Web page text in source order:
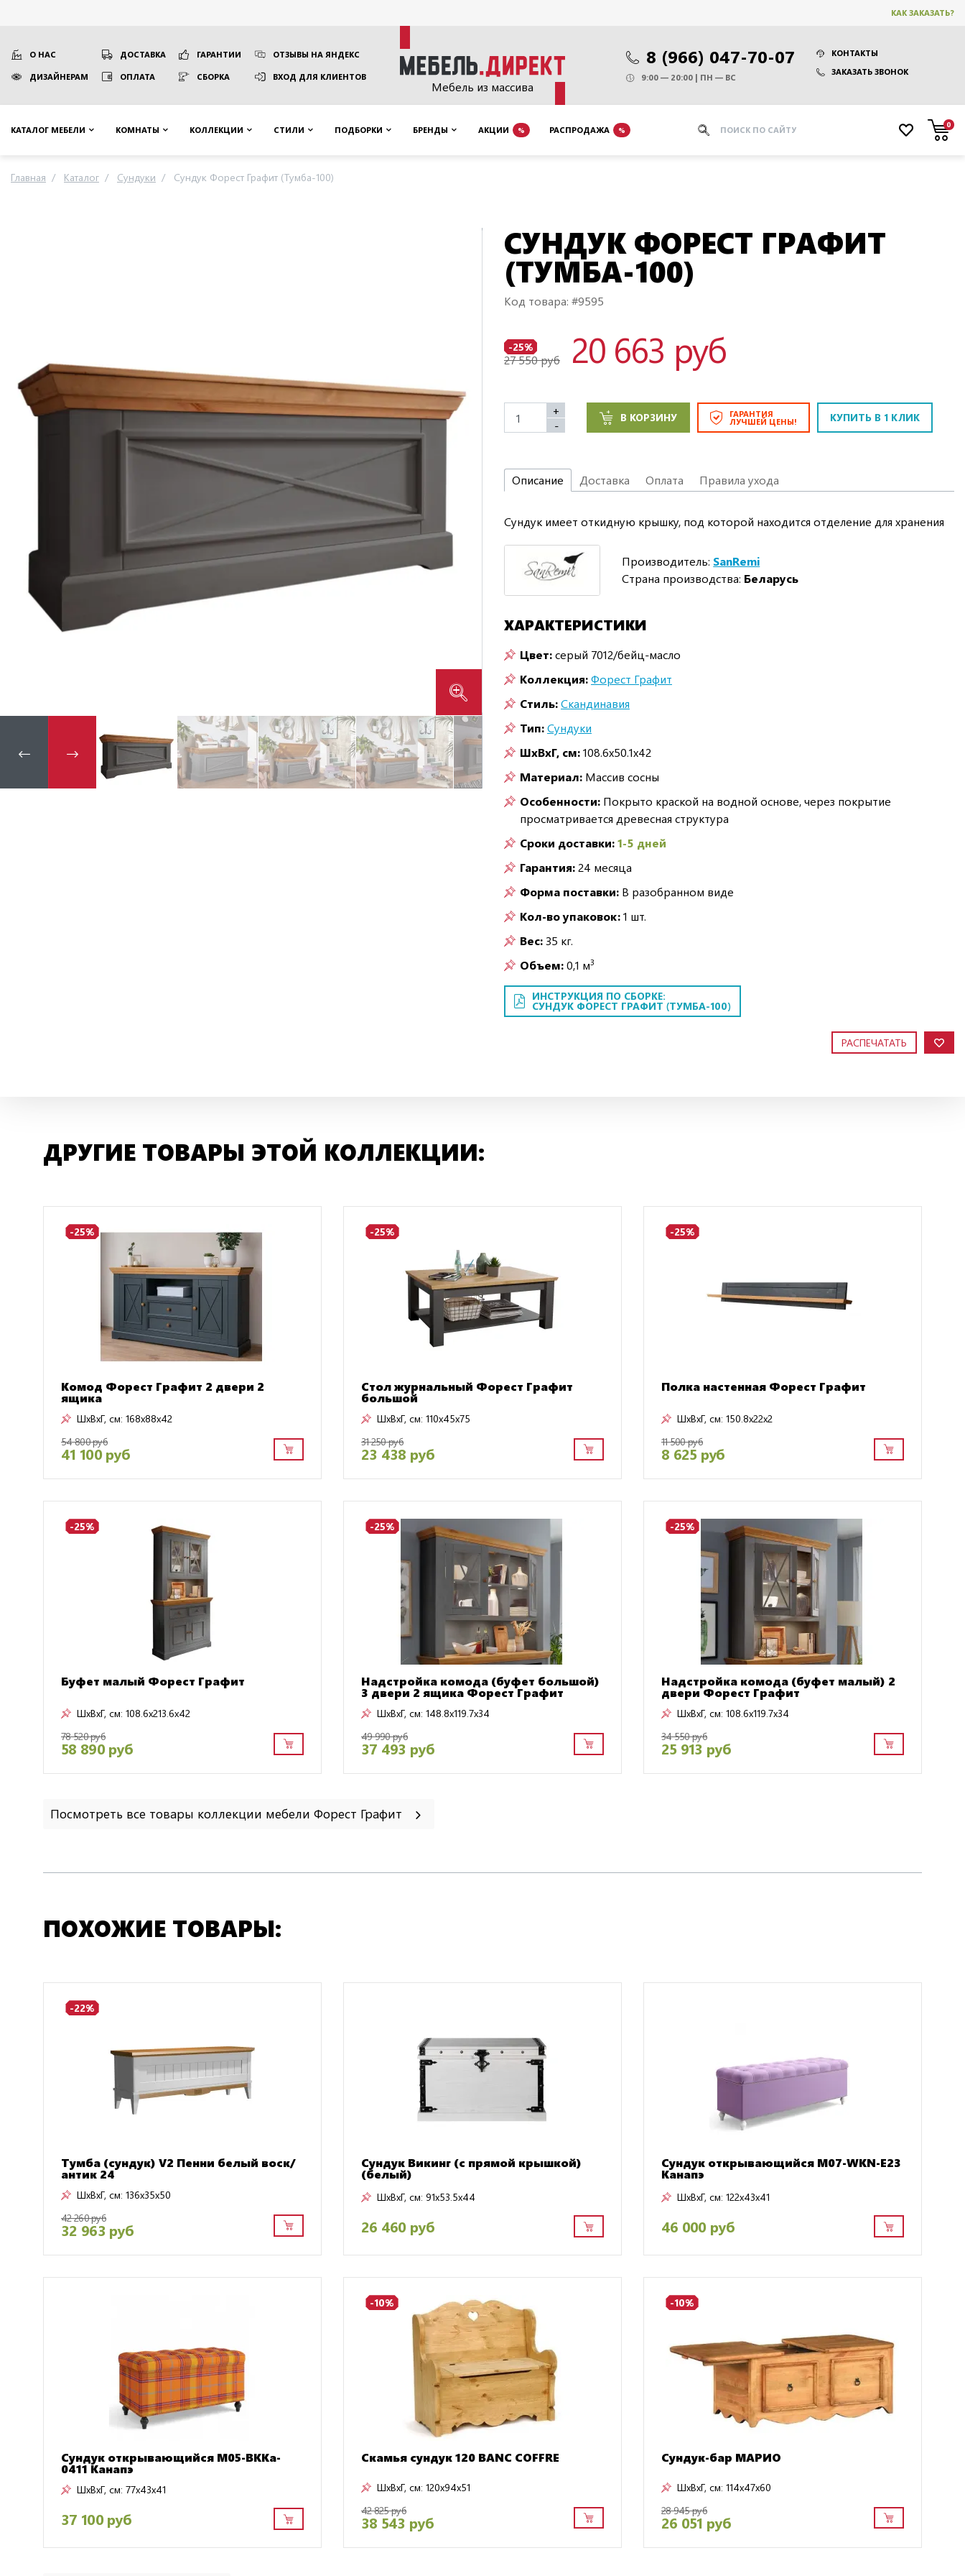
КАК ЗАКАЗАТЬ?
Мебель из массива
О НАС ДОСТАВКА ГАРАНТИИ ОТЗЫВЫ НА ЯНДЕКС
ДИЗАЙНЕРАМ ОПЛАТА СБОРКА ВХОД ДЛЯ КЛИЕНТОВ
8 (966) 047-70-07
КОНТАКТЫ
ЗАКАЗАТЬ ЗВОНОК
9:00 — 20:00 | ПН — ВС
КАТАЛОГ МЕБЕЛИ КОМНАТЫ КОЛЛЕКЦИИ СТИЛИ ПОДБОРКИ БРЕНДЫ АКЦИИ % РАСПРОДАЖА %
0
Главная Каталог Сундуки Сундук Форест Графит (Тумба-100)
СУНДУК ФОРЕСТ ГРАФИТ
(ТУМБА-100)
Код товара: #9595
-25%
27 550 руб 20 663 руб
+
-
В КОРЗИНУ ГАРАНТИЯ
ЛУЧШЕЙ ЦЕНЫ! КУПИТЬ В 1 КЛИК
Описание Доставка Оплата Правила ухода
Сундук имеет откидную крышку, под которой находится отделение для хранения
Производитель: SanRemi
Страна производства: Беларусь
ХАРАКТЕРИСТИКИ
Цвет:серый 7012/бейц-масло
Коллекция:Форест Графит
Стиль:Скандинавия
Тип:Сундуки
ШxВxГ, см:108.6x50.1x42
Материал: Массив сосны
Особенности: Покрыто краской на водной основе, через покрытие
просматривается древесная структура
Сроки доставки:1-5 дней
Гарантия:24 месяца
Форма поставки: В разобранном виде
Кол-во упаковок:1 шт.
Вес:35 кг.
Объем:0,1 м3
ИНСТРУКЦИЯ ПО СБОРКЕ:
СУНДУК ФОРЕСТ ГРАФИТ (ТУМБА-100)
РАСПЕЧАТАТЬ
ДРУГИЕ ТОВАРЫ ЭТОЙ КОЛЛЕКЦИИ:
-25%
Комод Форест Графит 2 двери 2
ящика
ШxВxГ, см: 168x88x42
54 800 руб
41 100 руб
-25%
Стол журнальный Форест Графит
большой
ШxВxГ, см: 110x45x75
31 250 руб
23 438 руб
-25%
Полка настенная Форест Графит
ШxВxГ, см: 150.8x22x2
11 500 руб
8 625 руб
-25%
Буфет малый Форест Графит
ШxВxГ, см: 108.6x213.6x42
78 520 руб
58 890 руб
-25%
Надстройка комода (буфет большой)
3 двери 2 ящика Форест Графит
ШxВxГ, см: 148.8x119.7x34
49 990 руб
37 493 руб
-25%
Надстройка комода (буфет малый) 2
двери Форест Графит
ШxВxГ, см: 108.6x119.7x34
34 550 руб
25 913 руб
Посмотреть все товары коллекции мебели Форест Графит
ПОХОЖИЕ ТОВАРЫ:
-22%
Тумба (сундук) V2 Пенни белый воск/
антик 24
ШxВxГ, см: 136x35x50
42 260 руб
32 963 руб
Сундук Викинг (с прямой крышкой)
(белый)
ШxВxГ, см: 91x53.5x44
26 460 руб
Сундук открывающийся M07-WKN-E23
Канапэ
ШxВxГ, см: 122x43x41
46 000 руб
Сундук открывающийся M05-BKKa-
0411 Канапэ
ШxВxГ, см: 77x43x41
37 100 руб
-10%
Скамья сундук 120 BANC COFFRE
ШxВxГ, см: 120x94x51
42 825 руб
38 543 руб
-10%
Сундук-бар МАРИО
ШxВxГ, см: 114x47x60
28 945 руб
26 051 руб